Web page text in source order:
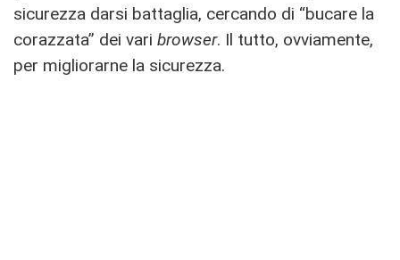
sicurezza darsi battaglia, cercando di “bucare la
corazzata” dei vari browser. Il tutto, ovviamente,
per migliorarne la sicurezza.